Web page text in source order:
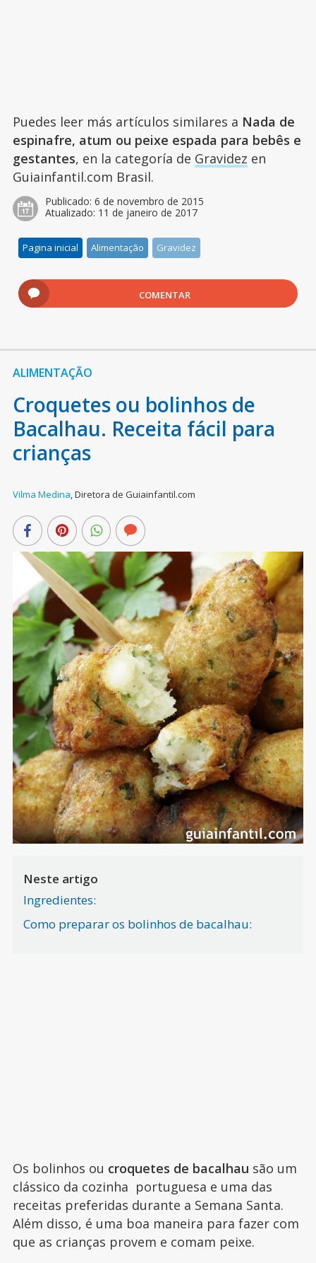
Puedes leer más artículos similares a Nada de
espinafre, atum ou peixe espada para bebês e
gestantes, en la categoría de Gravidez en
Guiainfantil.com Brasil.
Publicado: 6 de novembro de 2015
Atualizado: 11 de janeiro de 2017
Pagina inicial Alimentação Gravidez
COMENTAR
ALIMENTAÇÃO
Croquetes ou bolinhos de
Bacalhau. Receita fácil para
crianças
Vilma Medina,Diretora de Guiainfantil.com
Neste artigo
Ingredientes:
Como preparar os bolinhos de bacalhau:
Os bolinhos ou croquetes de bacalhau são um
clássico da cozinha portuguesa e uma das
receitas preferidas durante a Semana Santa.
Além disso, é uma boa maneira para fazer com
que as crianças provem e comam peixe.